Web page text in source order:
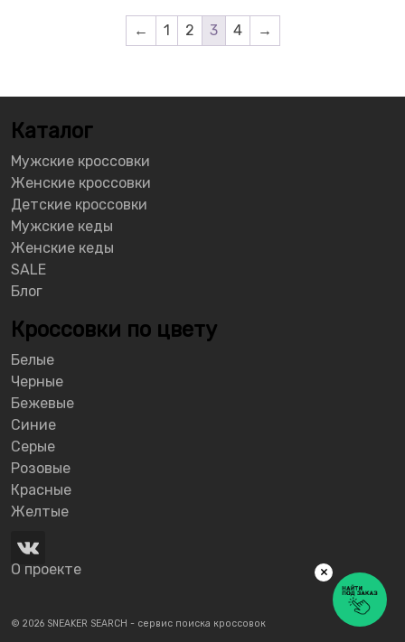
← 1 2 3 4 →
Каталог
Мужские кроссовки
Женские кроссовки
Детские кроссовки
Мужские кеды
Женские кеды
SALE
Блог
Кроссовки по цвету
Белые
Черные
Бежевые
Синие
Серые
Розовые
Красные
Желтые
О проекте
© 2026 SNEAKER SEARCH - сервис поиска кроссовок
×